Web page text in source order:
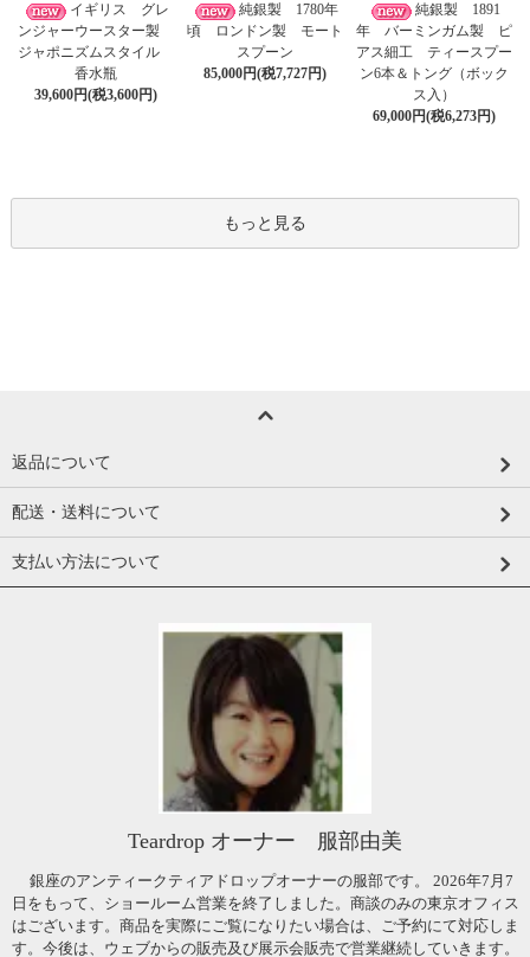
イギリス グレ
ンジャーウースター製
ジャポニズムスタイル
香水瓶
39,600円(税3,600円)
純銀製 1780年
頃 ロンドン製 モート
スプーン
85,000円(税7,727円)
純銀製 1891
年 バーミンガム製 ピ
アス細工 ティースプー
ン6本＆トング（ボック
ス入）
69,000円(税6,273円)
もっと見る
返品について
配送・送料について
支払い方法について
Teardrop オーナー 服部由美
銀座のアンティークティアドロップオーナーの服部です。 2026年7月7
日をもって、ショールーム営業を終了しました。商談のみの東京オフィス
はございます。商品を実際にご覧になりたい場合は、ご予約にて対応しま
す。今後は、ウェブからの販売及び展示会販売で営業継続していきます。